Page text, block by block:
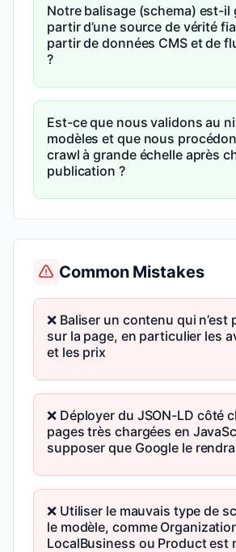
Notre balisage (schema) est-il
partir d’une source de vérité
partir de données CMS et de
?
Est-ce que nous validons au
modèles et que nous
crawl à grande échelle après
publication ?
Common Mistakes
❌ Baliser un contenu qui n’est
sur la page, en particulier les
et les prix
❌ Déployer du JSON-LD côté
pages très chargées en
supposer que Google le
❌ Utiliser le mauvais type de
le modèle, comme
LocalBusiness ou Product est